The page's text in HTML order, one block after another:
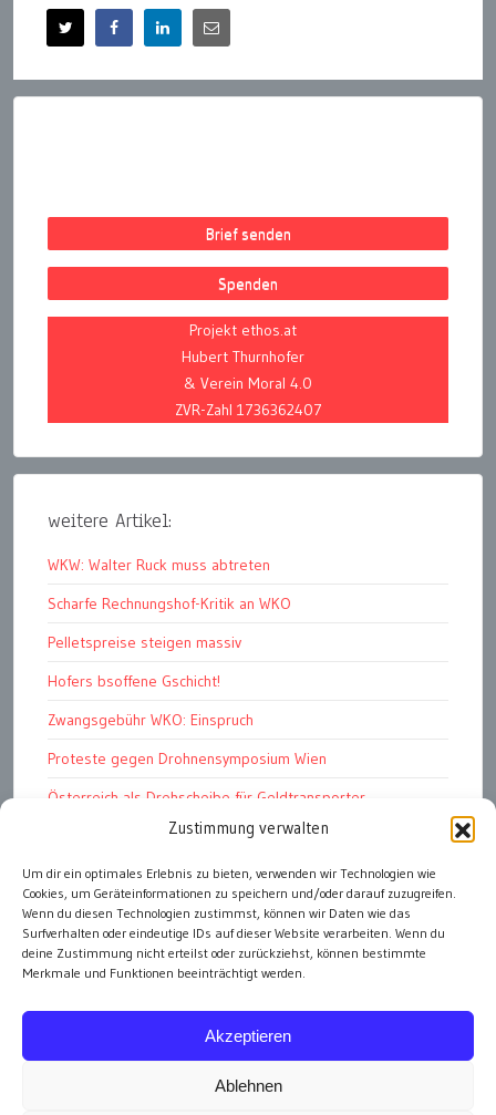
Zustimmung verwalten
Um dir ein optimales Erlebnis zu bieten, verwenden wir Technologien wie
Cookies, um Geräteinformationen zu speichern und/oder darauf zuzugreifen.
Wenn du diesen Technologien zustimmst, können wir Daten wie das
Surfverhalten oder eindeutige IDs auf dieser Website verarbeiten. Wenn du
deine Zustimmung nicht erteilst oder zurückziehst, können bestimmte
Merkmale und Funktionen beeinträchtigt werden.
Akzeptieren
Ablehnen
Brief senden
Spenden
Projekt ethos.at
Hubert Thurnhofer
& Verein Moral 4.0
ZVR-Zahl 1736362407
weitere Artikel:
WKW: Walter Ruck muss abtreten
Scharfe Rechnungshof-Kritik an WKO
Pelletspreise steigen massiv
Hofers bsoffene Gschicht!
Zwangsgebühr WKO: Einspruch
Proteste gegen Drohnensymposium Wien
Österreich als Drehscheibe für Geldtransporter
Financial Stability Report der OeNB 2026
Genug Eier fürs Osterkörberl?
Milliarden-Kürzungen bei Staatsförderungen?
alle Artikel